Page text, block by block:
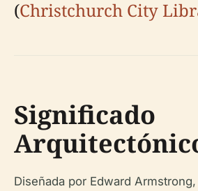
(Christchurch City
Significado
Diseñada por Edward